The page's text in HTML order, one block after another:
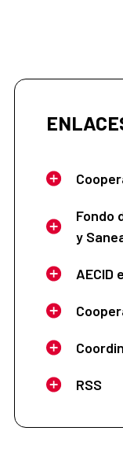
Fondo
y
AECID
RSS